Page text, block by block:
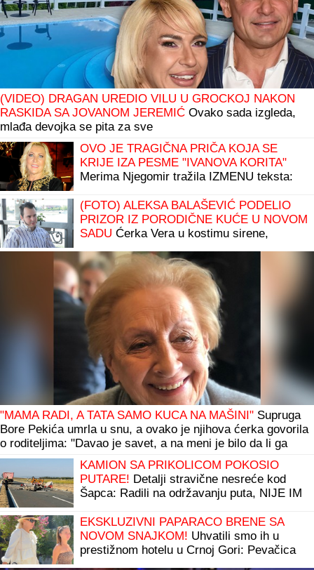
(VIDEO) DRAGAN UREDIO VILU U GROCKOJ NAKON
RASKIDA SA JOVANOM JEREMIĆ Ovako sada izgleda,
mlađa devojka se pita za sve
OVO JE TRAGIČNA PRIČA KOJA SE
KRIJE IZA PESME "IVANOVA KORITA"
Merima Njegomir tražila IZMENU teksta:
(FOTO) ALEKSA BALAŠEVIĆ PODELIO
PRIZOR IZ PORODIČNE KUĆE U NOVOM
SADU Ćerka Vera u kostimu sirene,
"MAMA RADI, A TATA SAMO KUCA NA MAŠINI" Supruga
Bore Pekića umrla u snu, a ovako je njihova ćerka govorila
o roditeljima: "Davao je savet, a na meni je bilo da li ga
prihvatam ili ne"
KAMION SA PRIKOLICOM POKOSIO
PUTARE! Detalji stravične nesreće kod
Šapca: Radili na održavanju puta, NIJE IM
EKSKLUZIVNI PAPARACO BRENE SA
NOVOM SNAJKOM! Uhvatili smo ih u
prestižnom hotelu u Crnoj Gori: Pevačica